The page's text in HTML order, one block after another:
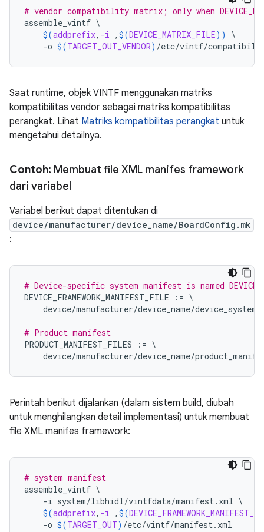
# vendor compatibility matrix; only when
assemble_vintf \
$(addprefix, -i , $(DEVICE_MATRIX_FILE))
\
-o $(TARGET_OUT_VENDOR) /etc/vintf/
Saat runtime, objek VINTF menggunakan matriks
kompatibilitas vendor sebagai matriks kompatibilitas
perangkat. Lihat Matriks kompatibilitas perangkat untuk
mengetahui detailnya.
Contoh: Membuat file XML manifes framework
dari variabel
Variabel berikut dapat ditentukan di
device/manufacturer/device_name/BoardConfig.mk
:
# Device-specific system manifest is named
DEVICE_FRAMEWORK_MANIFEST_FILE
:= \
device/manufacturer/device_name/
# Product manifest
PRODUCT_MANIFEST_FILES
:= \
device/manufacturer/device_name/
Perintah berikut dijalankan (dalam sistem build, diubah
untuk menghilangkan detail implementasi) untuk membuat
file XML manifes framework:
# system manifest
assemble_vintf \
-i system/libhidl/vintfdata/manifest.xml \
$(addprefix, -i , $(
-o $(TARGET_OUT) /etc/vintf/manifest.xml